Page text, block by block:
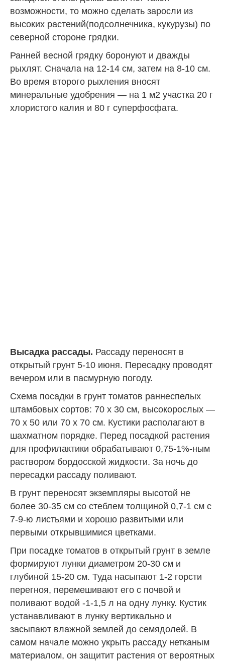
возможности, то можно сделать заросли из
высоких растений(подсолнечника, кукурузы) по
северной стороне грядки.
Ранней весной грядку боронуют и дважды
рыхлят. Сначала на 12-14 см, затем на 8-10 см.
Во время второго рыхления вносят
минеральные удобрения — на 1 м2 участка 20 г
хлористого калия и 80 г суперфосфата.
Высадка рассады. Рассаду переносят в
открытый грунт 5-10 июня. Пересадку проводят
вечером или в пасмурную погоду.
Схема посадки в грунт томатов раннеспелых
штамбовых сортов: 70 х 30 см, высокорослых —
70 х 50 или 70 х 70 см. Кустики располагают в
шахматном порядке. Перед посадкой растения
для профилактики обрабатывают 0,75-1%-ным
раствором бордосской жидкости. За ночь до
пересадки рассаду поливают.
В грунт переносят экземпляры высотой не
более 30-35 см со стеблем толщиной 0,7-1 см с
7-9-ю листьями и хорошо развитыми или
первыми открывшимися цветками.
При посадке томатов в открытый грунт в земле
формируют лунки диаметром 20-30 см и
глубиной 15-20 см. Туда насыпают 1-2 горсти
перегноя, перемешивают его с почвой и
поливают водой -1-1,5 л на одну лунку. Кустик
устанавливают в лунку вертикально и
засыпают влажной землей до семядолей. В
самом начале можно укрыть рассаду нетканым
материалом, он защитит растения от вероятных